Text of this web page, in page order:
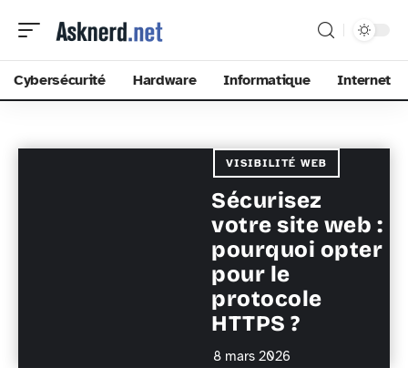
Cybersécurité Hardware Informatique Internet
VISIBILITÉ WEB
Sécurisez
votre site web :
pourquoi opter
pour le
protocole
HTTPS ?
8 mars 2026